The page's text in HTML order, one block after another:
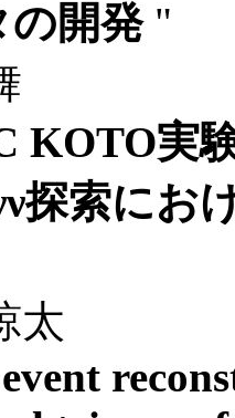
の開発 "
KOTO実
探索にお
太